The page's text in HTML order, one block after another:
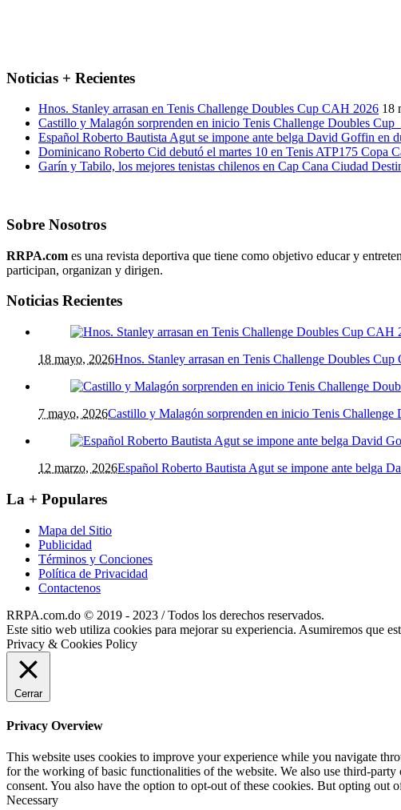
Noticias + Recientes
Hnos. Stanley arrasan en Tenis Challenge Doubles Cup CAH 2026 18
Castillo y Malagón sorprenden en inicio Tenis Challenge Doubles Cup
Español Roberto Bautista Agut se impone ante belga David Goffin en
Dominicano Roberto Cid debutó el martes 10 en Tenis ATP175 Copa
Garín y Tabilo, los mejores tenistas chilenos en Cap Cana Ciudad
Sobre Nosotros
RRPA.com es una revista deportiva que tiene como objetivo educar y
participan, organizan y dirigen.
Noticias Recientes
18 mayo, 2026Hnos. Stanley arrasan en Tenis Challenge Doubles
7 mayo, 2026Castillo y Malagón sorprenden en inicio Tenis Challenge
12 marzo, 2026Español Roberto Bautista Agut se impone ante belga
La + Populares
Mapa del Sitio
Publicidad
Términos y Conciones
Política de Privacidad
Contactenos
RRPA.com.do © 2019 - 2023 / Todos los derechos reservados.
Este sitio web utiliza cookies para mejorar su experiencia. Asumiremos que
Privacy & Cookies Policy
Cerrar
Privacy Overview
This website uses cookies to improve your experience while you navigate
for the working of basic functionalities of the website. We also use third-
consent. You also have the option to opt-out of these cookies. But opting out
Necessary